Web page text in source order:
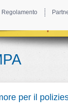
Regolamento
per il